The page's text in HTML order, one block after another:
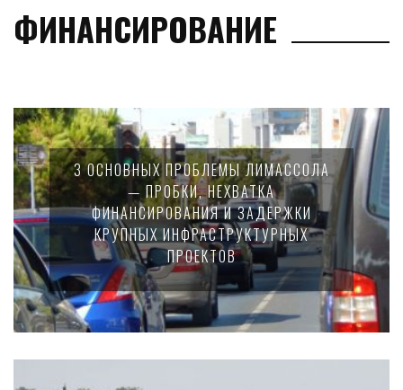
ФИНАНСИРОВАНИЕ
3 ОСНОВНЫХ ПРОБЛЕМЫ ЛИМАССОЛА
— ПРОБКИ, НЕХВАТКА
ФИНАНСИРОВАНИЯ И ЗАДЕРЖКИ
КРУПНЫХ ИНФРАСТРУКТУРНЫХ
ПРОЕКТОВ